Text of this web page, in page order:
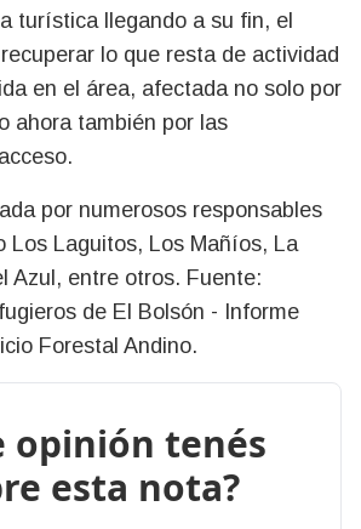
turística llegando a su fin, el
lo que resta de actividad
en el área, afectada no solo por
ahora también por las
por numerosos responsables
Los Laguitos, Los Mañíos, La
Azul, entre otros. Fuente:
de El Bolsón - Informe
Forestal Andino.
opinión tenés
esta nota?